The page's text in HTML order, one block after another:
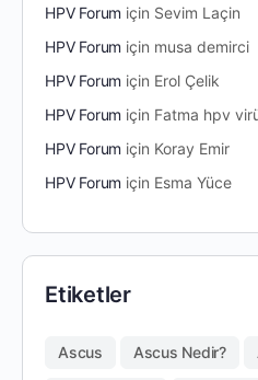
HPV Forum için Sevim Laçin
HPV Forum için musa demirci
HPV Forum için Erol Çelik
HPV Forum için Fatma hpv
HPV Forum için Koray Emir
HPV Forum için Esma Yüce
Etiketler
Ascus Ascus Nedir?